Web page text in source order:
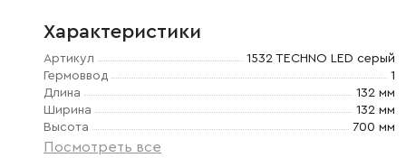
Характеристики
Артикул
1532 TECHNO LED серый
Гермоввод
1
Длина
132 мм
Ширина
132 мм
Высота
700 мм
Посмотреть все